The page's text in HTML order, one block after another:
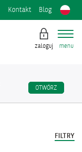
Kontakt Blog
zaloguj menu
OTWÓRZ
FILTRY